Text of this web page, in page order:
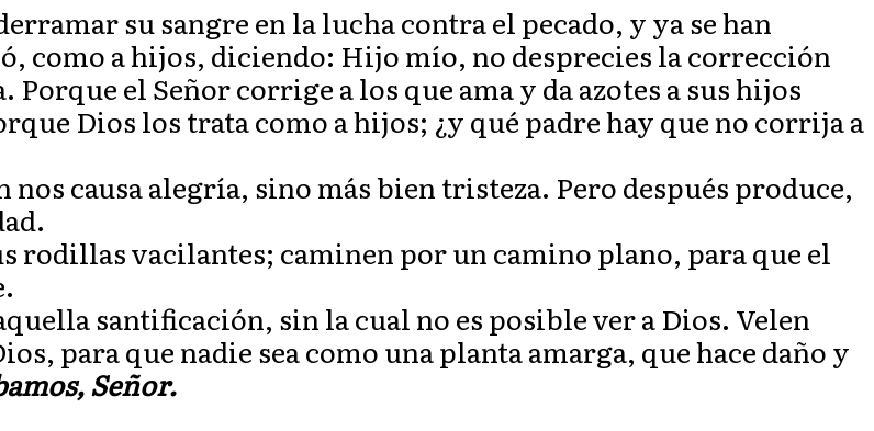
su sangre en la lucha contra el pecado, y ya se han
como a hijos, diciendo: Hijo mío, no desprecies la corrección
el Señor corrige a los que ama y da azotes a sus hijos
Dios los trata como a hijos; ¿y qué padre hay que no corrija a
causa alegría, sino más bien tristeza. Pero después produce,
rodillas vacilantes; caminen por un camino plano, para que el
santificación, sin la cual no es posible ver a Dios. Velen
para que nadie sea como una planta amarga, que hace daño y
Señor.